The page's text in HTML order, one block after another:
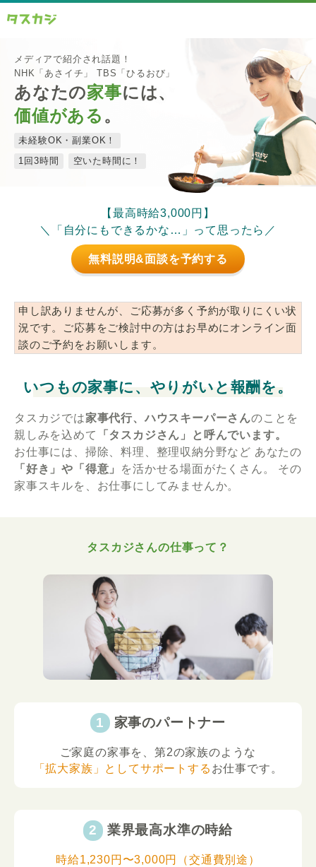
メディアで紹介され話題！
NHK「あさイチ」 TBS「ひるおび」
あなたの家事には、
価値がある 。
未経験OK・副業OK！
1回3時間
空いた時間に！
【最高時給3,000円】
＼「自分にもできるかな…」って思ったら／
無料説明&面談を予約する
申し訳ありませんが、ご応募が多く予約が取りにくい状
況です。ご応募をご検討中の方はお早めにオンライン面
談のご予約をお願いします。
いつもの家事に、やりがいと報酬を。
タスカジでは家事代行、ハウスキーパーさんのことを
親しみを込めて
「タスカジさん」と呼んでいます。
お仕事には、掃除、料理、整理収納分野など あなたの
「好き」や「得意」
を活かせる場面がたくさん。
その
家事スキルを、お仕事にしてみませんか。
タスカジさんの仕事って？
家事のパートナー
ご家庭の家事を、第2の家族のような
「拡大家族」としてサポートする お仕事です。
業界最高水準の時給
時給1,230円〜3,000円（交通費別途）